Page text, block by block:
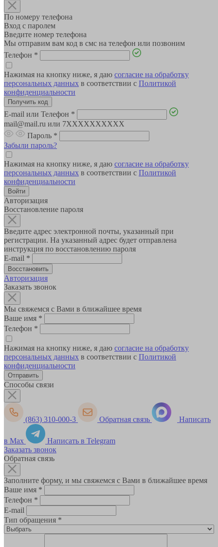
По номеру телефона
Вход с паролем
Введите номер телефона
Мы отправим вам код в смс на телефон или позвоним
Телефон *
Нажимая на кнопку ниже, я даю согласие на обработку
персональных данных в соответствии с Политикой
конфиденциальности
E-mail или Телефон *
mail@mail.ru или 7XXXXXXXXXX
Пароль *
Забыли пароль?
Нажимая на кнопку ниже, я даю согласие на обработку
персональных данных в соответствии с Политикой
конфиденциальности
Авторизация
Восстановление пароля
Введите адрес электронной почты, указанный при
регистрации. На указанный адрес будет отправлена
инструкция по восстановлению пароля
E-mail *
Авторизация
Заказать звонок
Мы свяжемся с Вами в ближайшее время
Ваше имя *
Телефон *
Нажимая на кнопку ниже, я даю согласие на обработку
персональных данных в соответствии с Политикой
конфиденциальности
Способы связи
(863) 310-000-3 Обратная связь Написать
в Max
Написать в Telegram
Заказать звонок
Обратная связь
Заполните форму, и мы свяжемся с Вами в ближайшее время
Ваше имя *
Телефон *
E-mail
Тип обращения *